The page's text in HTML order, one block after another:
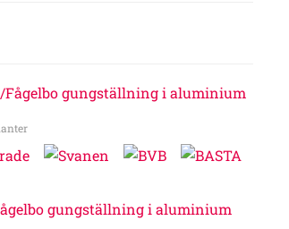
gungställning i aluminium